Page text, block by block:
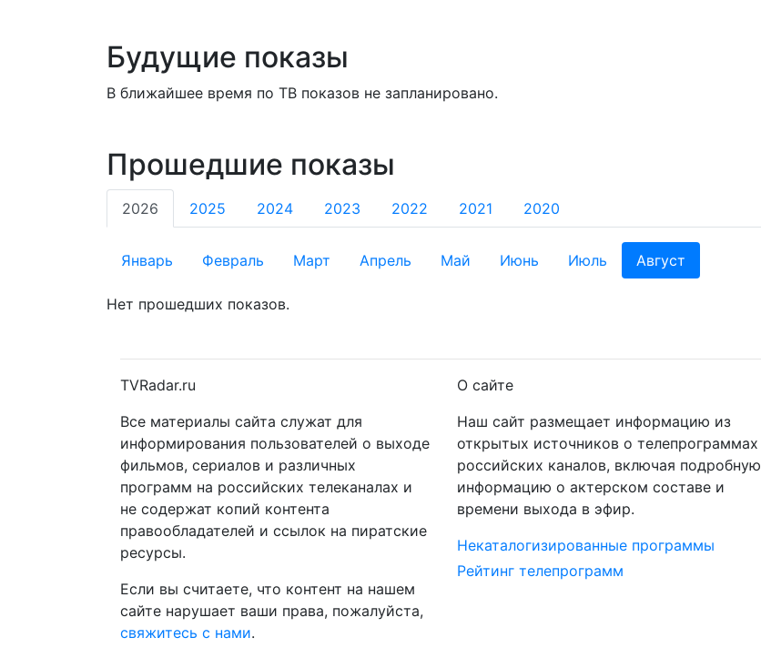
Будущие показы
В ближайшее время по ТВ показов не запланировано.
Прошедшие показы
2026 2025 2024 2023 2022 2021 2020
Январь Февраль Март Апрель Май Июнь Июль Август
Нет прошедших показов.
TVRadar.ru
Все материалы сайта служат для
информирования пользователей о выходе
фильмов, сериалов и различных
программ на российских телеканалах и
не содержат копий контента
правообладателей и ссылок на пиратские
ресурсы.
Если вы считаете, что контент на нашем
сайте нарушает ваши права, пожалуйста,
свяжитесь с нами.
О сайте
Наш сайт размещает информацию из
открытых источников о телепрограммах
российских каналов, включая подробную
информацию о актерском составе и
времени выхода в эфир.
Некаталогизированные программы
Рейтинг телепрограмм